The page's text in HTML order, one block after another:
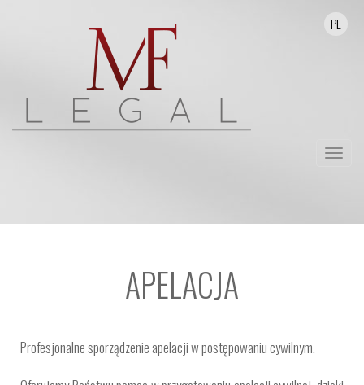
PL
APELACJA
Profesjonalne sporządzenie apelacji w postępowaniu cywilnym.